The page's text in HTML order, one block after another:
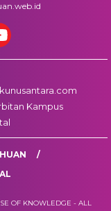
Kampus
OF KNOWLEDGE - ALL